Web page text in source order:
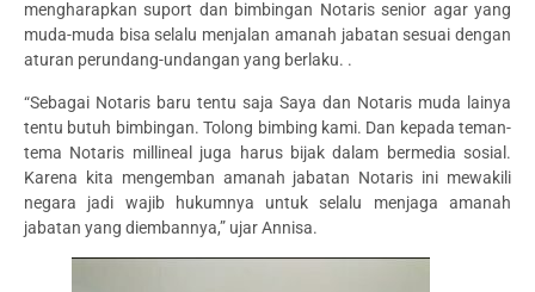
mengharapkan suport dan bimbingan Notaris senior agar yang
muda-muda bisa selalu menjalan amanah jabatan sesuai dengan
aturan perundang-undangan yang berlaku. .
“Sebagai Notaris baru tentu saja Saya dan Notaris muda lainya
tentu butuh bimbingan. Tolong bimbing kami. Dan kepada teman-
tema Notaris millineal juga harus bijak dalam bermedia sosial.
Karena kita mengemban amanah jabatan Notaris ini mewakili
negara jadi wajib hukumnya untuk selalu menjaga amanah
jabatan yang diembannya,” ujar Annisa.